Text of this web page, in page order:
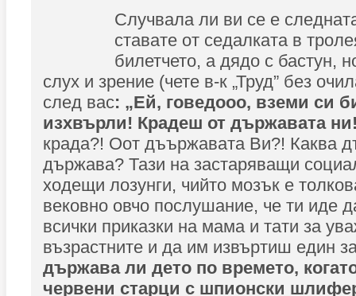
Случвала ли ви се е
ставате от седалката в
билетчето, а дядо с бастун,
слух и зрение (чете в-к „Труд” без
след вас: „Ей, говедооо, вземи си
изхвърли! Крадеш от държавата
крада?! Оот дъържавата Ви?! Каква
държава? Тази на застаряващи
ходещи лозунги, чийто мозък е
вековно овчо послушание, че ти иде
всички приказки на мама и тати за
възрастните и да им извъртиш един
държава ли дето по времето,
червени старци с шпионски